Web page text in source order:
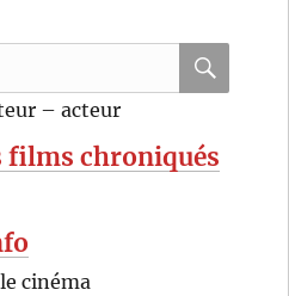
– acteur
films chroniqués
cinéma